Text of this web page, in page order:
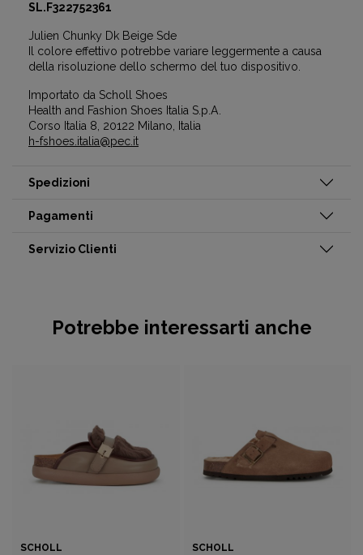
SL.F322752361
Julien Chunky Dk Beige Sde
Il colore effettivo potrebbe variare leggermente a causa
della risoluzione dello schermo del tuo dispositivo.
Importato da Scholl Shoes
Health and Fashion Shoes Italia S.p.A.
Corso Italia 8, 20122 Milano, Italia
h-fshoes.italia@pec.it
Spedizioni
Pagamenti
Servizio Clienti
Potrebbe interessarti anche
SCHOLL SCHOLL